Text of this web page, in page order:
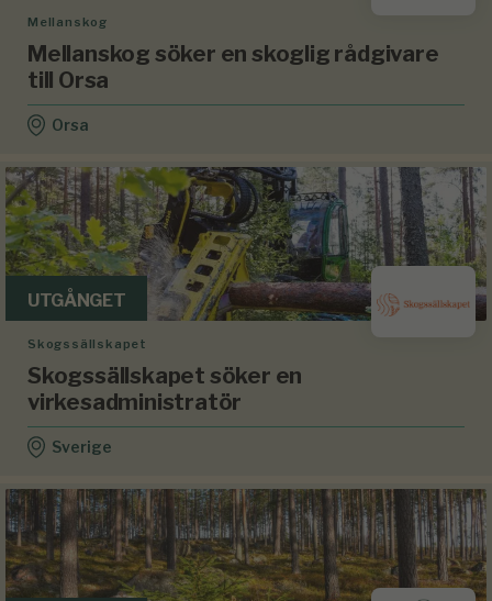
Mellanskog
Mellanskog söker en skoglig rådgivare
till Orsa
Orsa
UTGÅNGET
Skogssällskapet
Skogssällskapet söker en
virkesadministratör
Sverige